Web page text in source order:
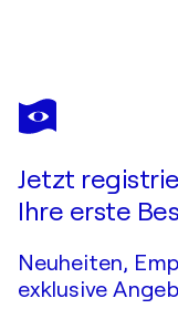
ULRICH JENNESSEN
Fantasy_1
Jetzt
Ihre erste
Neuheiten,
exklusive